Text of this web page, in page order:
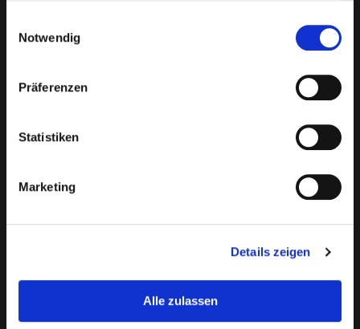
Notwendig
Präferenzen
Statistiken
Marketing
Details zeigen
Alle zulassen
Jetzt Termin anfragen
Technischer Hinweis